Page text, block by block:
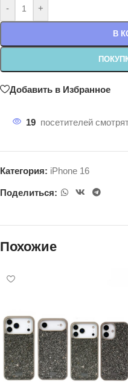
- +
В
Добавить в Избранное
19 посетителей
Категория: iPhone 16
Поделиться:
Похожие